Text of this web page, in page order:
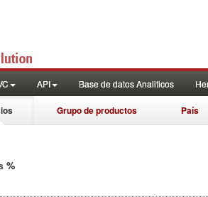
API Base de datos Analiticos
Grupo de productos País
%